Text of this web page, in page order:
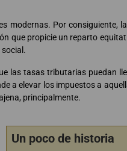
modernas. Por consiguiente,
que propicie un reparto
las tasas tributarias puedan
a elevar los impuestos a
principalmente.
Un poco de historia